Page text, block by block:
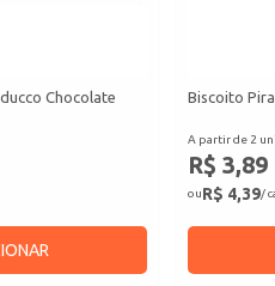
Chocolate
Biscoito
A partir de 2
R$ 3,89
ouR$ 4,39/